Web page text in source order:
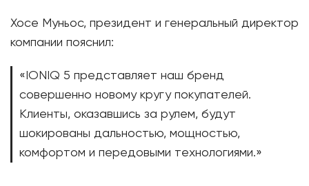
Хосе Муньос, президент и генеральный директор
компании пояснил:
«IONIQ 5 представляет наш бренд
совершенно новому кругу покупателей.
Клиенты, оказавшись за рулем, будут
шокированы дальностью, мощностью,
комфортом и передовыми технологиями.»